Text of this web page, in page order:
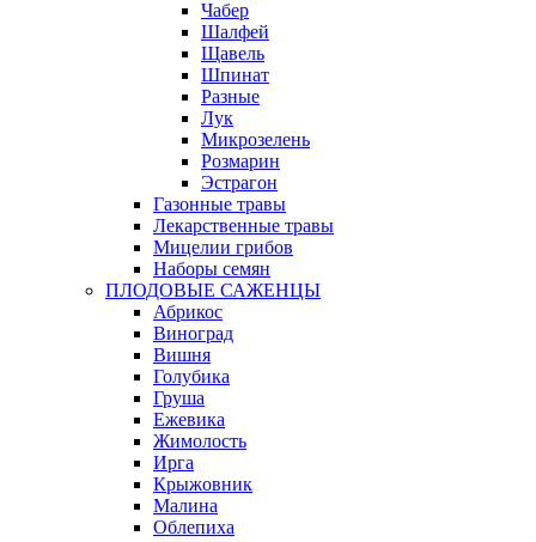
Чабер
Шалфей
Щавель
Шпинат
Разные
Лук
Микрозелень
Розмарин
Эстрагон
Газонные травы
Лекарственные травы
Мицелии грибов
Наборы семян
ПЛОДОВЫЕ САЖЕНЦЫ
Абрикос
Виноград
Вишня
Голубика
Груша
Ежевика
Жимолость
Ирга
Крыжовник
Малина
Облепиха